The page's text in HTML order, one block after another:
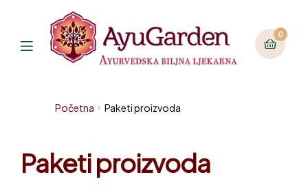
0
Početna Paketi proizvoda
Paketi proizvoda